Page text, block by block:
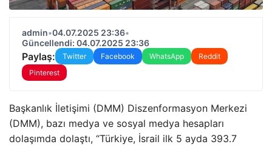
admin•04.07.2025 23:36•
Güncellendi: 04.07.2025 23:36
Paylaş: Twitter Facebook WhatsApp
Reddit
Pinterest
Başkanlık İletişimi (DMM) Diszenformasyon Merkezi
(DMM), bazı medya ve sosyal medya hesapları
dolaşımda dolaştı, “Türkiye, İsrail ilk 5 ayda 393.7